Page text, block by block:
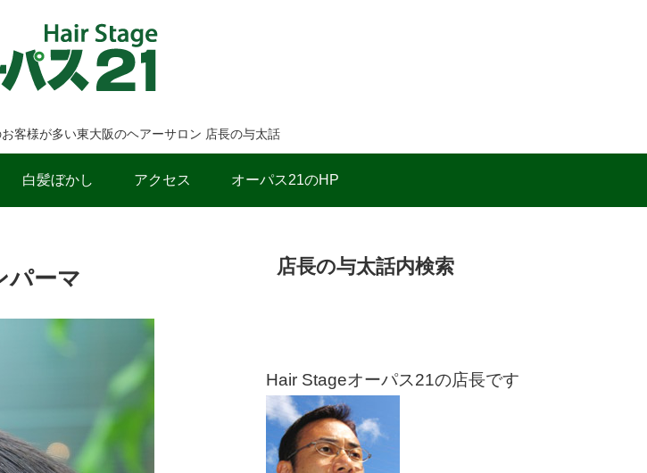
客様が多い東大阪のヘアーサロン 店長の与太話
白髪ぼかし アクセス オーパス21のHP
パーマ 店長の与太話内検索
Hair Stageオーパス21の店長です